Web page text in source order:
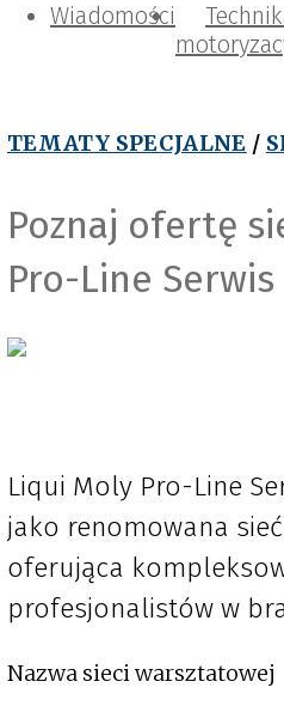
Wiadomości
TEMATY SPECJALNE /
Poznaj ofertę
Pro-Line Serwis
Liqui Moly Pro-Line
jako renomowana
oferująca
profesjonalistów w
Nazwa sieci warsztatowej